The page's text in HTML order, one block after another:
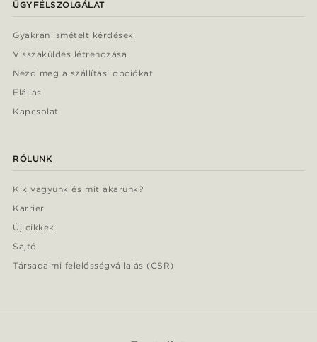
ÜGYFÉLSZOLGÁLAT
Gyakran ismételt kérdések
Visszaküldés létrehozása
Nézd meg a szállítási opciókat
Elállás
Kapcsolat
RÓLUNK
Kik vagyunk és mit akarunk?
Karrier
Új cikkek
Sajtó
Társadalmi felelősségvállalás (CSR)